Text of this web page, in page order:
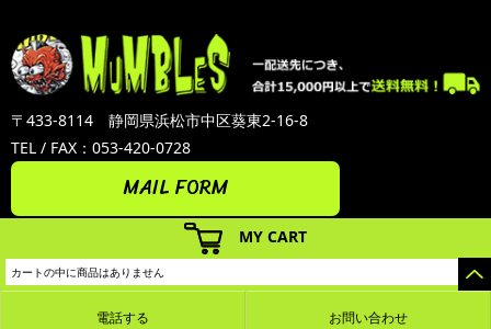
MY CART
カートの中に商品はありません
〒433-8114 静岡県浜松市中区葵東2-16-8
TEL / FAX：053-420-0728
MAIL FORM
カラーミーショップ Copyright (C) 2005-2026 GMOペパボ株式会社All Rights Reserved.
電話する お問い合わせ